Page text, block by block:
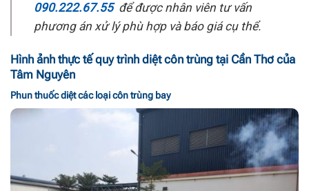
090.222.67.55 để được nhân viên tư vấn
phương án xử lý phù hợp và báo giá cụ thể.
Hình ảnh thực tế quy trình diệt côn trùng tại Cần Thơ của
Tâm Nguyên
Phun thuốc diệt các loại côn trùng bay